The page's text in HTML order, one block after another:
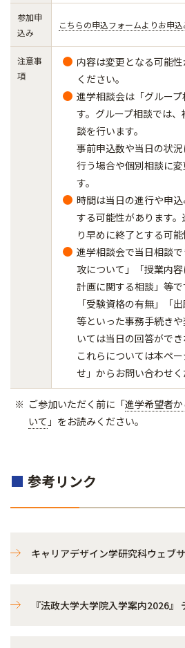
参加申
込み
こちらの申込フォームよりお申込
注意事
項
内容は変更となる可能
ください。
進学相談会は「グルー
す。グループ相談では
談を行います。
事前申込数や当日の状
行う場合や個別相談に
す。
時間は当日の進行や申
する可能性があります
り早めに終了とする可能
進学相談会で当日相談
攻について」「授業内
計画に関する相談」等で
「受験資格の有無」「
等といった事務手続き
いては当日の回答ができ
これらについては本ペ
せ」からお問い合わせく
ご参加いただく前に「進学希望者
いて 」をお読みください。
■ 参考リンク
キャリアデザイン学研究科ウェブ
『法政大学大学院入学案内2026』